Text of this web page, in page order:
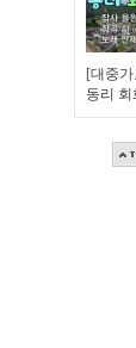
[대중
동리 회